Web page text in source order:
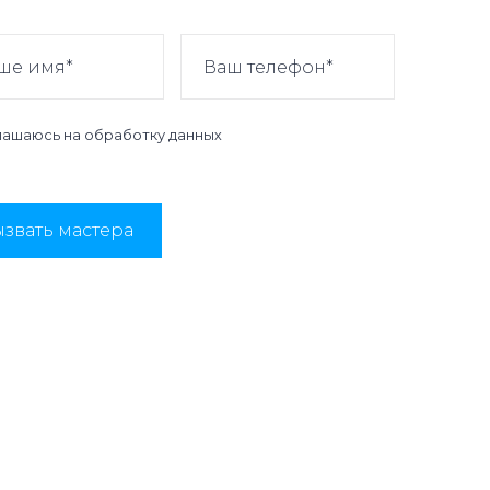
на обработку данных
мастера